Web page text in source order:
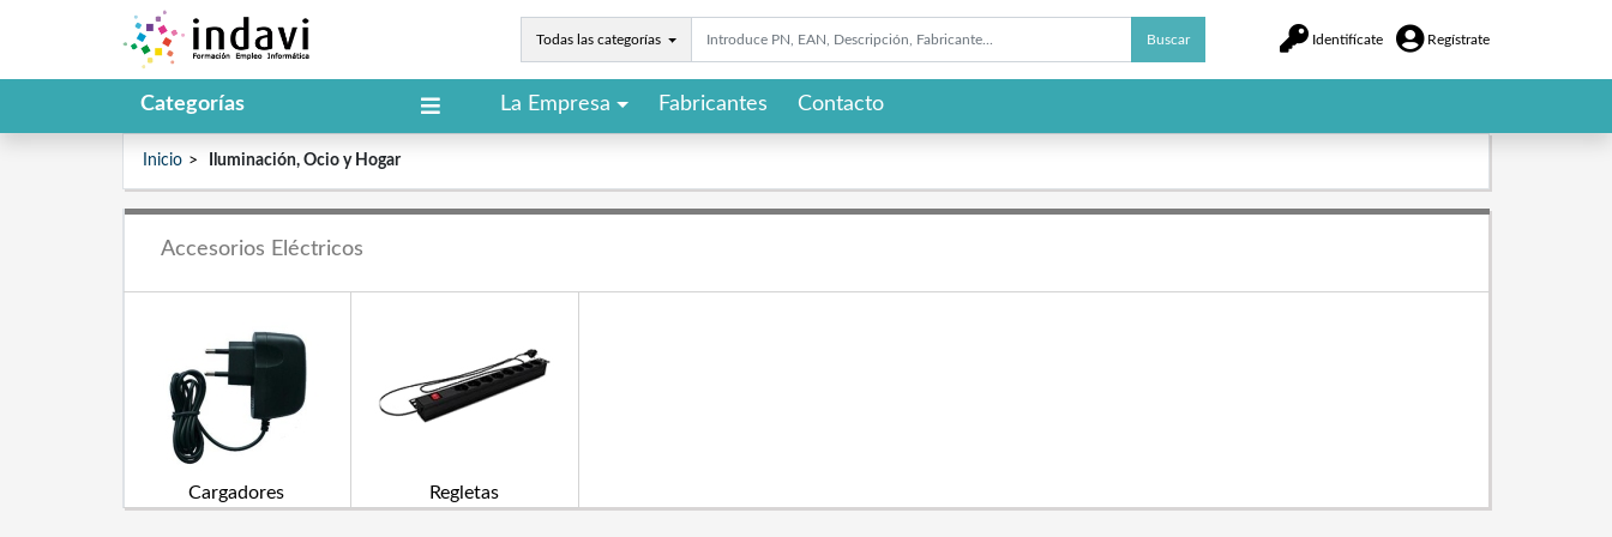
Todas las categorías Buscar Identifícate Regístrate
Categorías La Empresa Fabricantes Contacto
Inicio Iluminación, Ocio y Hogar
Accesorios Eléctricos
Cargadores Regletas